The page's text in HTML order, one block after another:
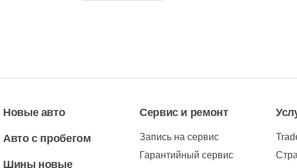
Новые авто
Авто с пробегом
Шины новые
Сервис и ремонт
Запись на сервис
Гарантийный сервис